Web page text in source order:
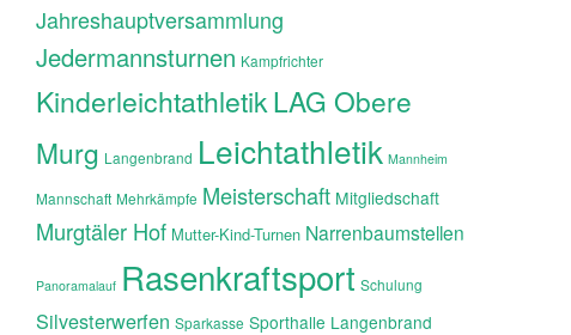
Jahreshauptversammlung
Jedermannsturnen Kampfrichter
KinderleichtathletikLAG Obere
Murg Langenbrand Leichtathletik Mannheim
Mannschaft Mehrkämpfe Meisterschaft Mitgliedschaft
Murgtäler Hof Mutter-Kind-Turnen Narrenbaumstellen
Panoramalauf Rasenkraftsport Schulung
Silvesterwerfen Sparkasse Sporthalle Langenbrand